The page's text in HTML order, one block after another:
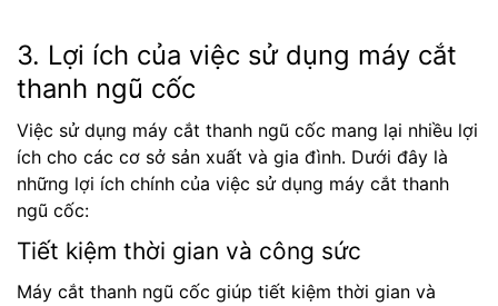
3. Lợi ích của việc sử dụng máy cắt
thanh ngũ cốc
Việc sử dụng máy cắt thanh ngũ cốc mang lại nhiều lợi
ích cho các cơ sở sản xuất và gia đình. Dưới đây là
những lợi ích chính của việc sử dụng máy cắt thanh
ngũ cốc:
Tiết kiệm thời gian và công sức
Máy cắt thanh ngũ cốc giúp tiết kiệm thời gian và